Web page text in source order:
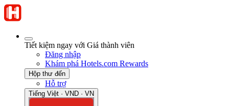
Tiết kiệm ngay với Giá thành viên
Đăng nhập
Khám phá Hotels.com Rewards
Hộp thư đến
Hỗ trợ
Tiếng Việt · VND · VN